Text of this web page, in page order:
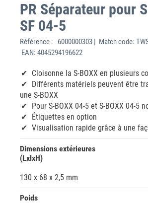
PR Séparateur pour
SF 04-5
Référence :
6000000303 | Match code:
EAN: 4045294196622
Cloisonne la S-BOXX en plusieurs
Différents matériels peuvent être
une S-BOXX
Pour S-BOXX 04-5 et S-BOXX 04-5
Étiquettes en option
Visualisation rapide grâce à une
Dimensions extérieures
(LxlxH)
130 x 68 x 2,5 mm
Poids